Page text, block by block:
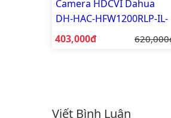
Camera HDCVI Dahua
DH-HAC-HFW1200RLP-IL-
T-VN 2MP - đèn trợ sáng
Giá bán:
403,000đ Giá gốc:
Viết Bình Luận